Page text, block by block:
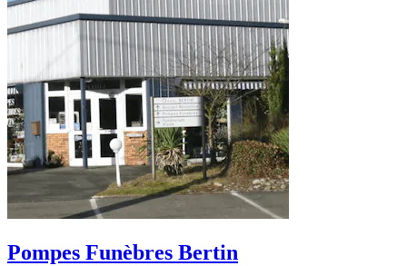
Pompes Funèbres Bertin